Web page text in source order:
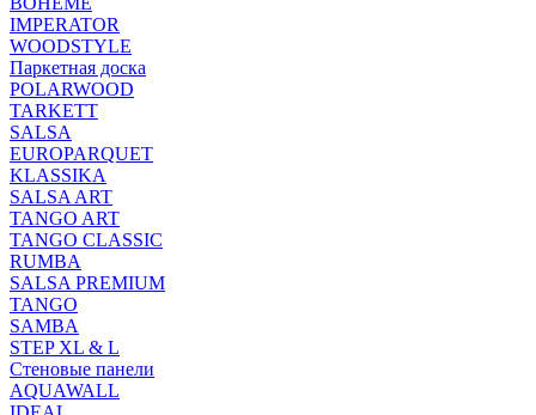
IMPERATOR
WOODSTYLE
Паркетная доска
POLARWOOD
TARKETT
SALSA
EUROPARQUET
KLASSIKA
SALSA ART
TANGO ART
TANGO CLASSIC
RUMBA
SALSA PREMIUM
TANGO
SAMBA
STEP XL & L
Стеновые панели
AQUAWALL